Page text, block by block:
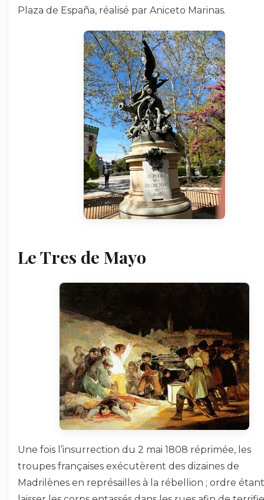
Plaza de España, réalisé par Aniceto Marinas.
Le Tres de Mayo
Une fois l’insurrection du 2 mai 1808 réprimée, les
troupes françaises exécutèrent des dizaines de
Madrilènes en représailles à la rébellion ; ordre